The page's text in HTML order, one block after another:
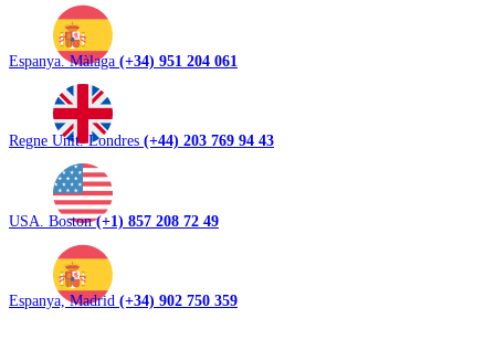
Espanya. Màlaga (+34) 951 204 061
Regne Unit. Londres (+44) 203 769 94 43
USA. Boston(+1) 857 208 72 49
Espanya, Madrid (+34) 902 750 359